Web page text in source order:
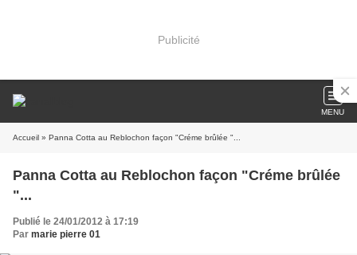
Publicité
MENU
Accueil » Panna Cotta au Reblochon façon "Créme brûlée "...
Panna Cotta au Reblochon façon "Créme brûlée
"...
Publié le 24/01/2012 à 17:19
Par marie pierre 01